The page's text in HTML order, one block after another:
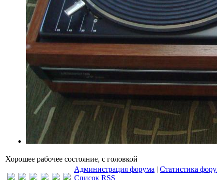
Хорошее рабочее состояние, с головкой
Администрация форума | Статистика
Список RSS